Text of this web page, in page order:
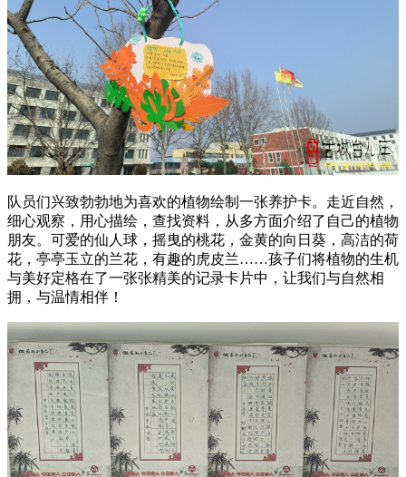
队员们兴致勃勃地为喜欢的植物绘制一张养护卡。走近自然，
细心观察，用心描绘，查找资料，从多方面介绍了自己的植物
朋友。可爱的仙人球，摇曳的桃花，金黄的向日葵，高洁的荷
花，亭亭玉立的兰花，有趣的虎皮兰……孩子们将植物的生机
与美好定格在了一张张精美的记录卡片中，让我们与自然相
拥，与温情相伴！